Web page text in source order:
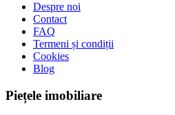
Despre noi
Contact
FAQ
Termeni și condiții
Cookies
Blog
Piețele imobiliare